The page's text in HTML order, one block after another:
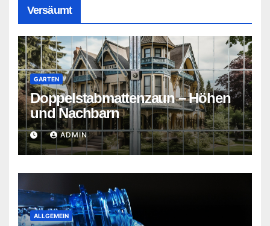
Versäumt
GARTEN
Doppelstabmattenzaun – Höhen
und Nachbarn
ADMIN
ALLGEMEIN